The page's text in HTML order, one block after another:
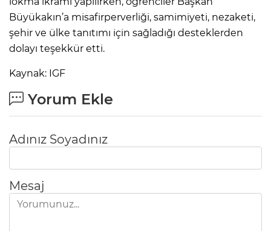
Büyükakın’a misafirperverliği, samimiyeti, nezaketi,
şehir ve ülke tanıtımı için sağladığı desteklerden
dolayı teşekkür etti.
Kaynak: IGF
Yorum Ekle
Adınız Soyadınız
Mesaj